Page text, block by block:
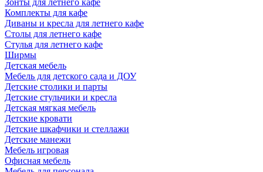
Зонты для летнего кафе
Комплекты для кафе
Диваны и кресла для летнего кафе
Столы для летнего кафе
Стулья для летнего кафе
Ширмы
Детская мебель
Мебель для детского сада и ДОУ
Детские столики и парты
Детские стульчики и кресла
Детская мягкая мебель
Детские кровати
Детские шкафчики и стеллажи
Детские манежи
Мебель игровая
Офисная мебель